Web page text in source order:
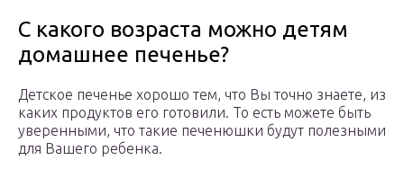
С какого возраста можно детям
домашнее печенье?
Детское печенье хорошо тем, что Вы точно знаете, из
каких продуктов его готовили. То есть можете быть
уверенными, что такие печенюшки будут полезными
для Вашего ребенка.